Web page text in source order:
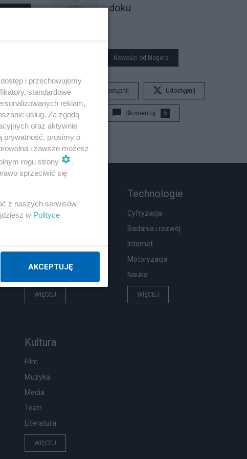
doku
Nowości od blogera
Udostępnij Udostępnij
Skomentuj 5
Zdrowie
WIĘCEJ
Technologie
Cyfryzacja
Badania i rozwój
Internet
Motoryzacja
Nauka
WIĘCEJ
Kultura
Film
Muzyka
Media
Teatr
Literatura
WIĘCEJ
i przechowujemy
standardowe
reklam,
usług. Za zgodą
oraz aktywnie
prywatność, prosimy o
i zawsze możesz
rogu strony
.
sprzeciwić się
z naszych serwisów
w Polityce
AKCEPTUJĘ